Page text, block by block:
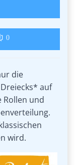
0
die
auf
Rollen und
wird.